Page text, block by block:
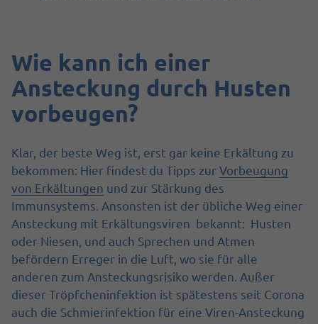
Wie kann ich einer
Ansteckung durch Husten
vorbeugen?
Klar, der beste Weg ist, erst gar keine Erkältung zu
bekommen: Hier findest du Tipps zur Vorbeugung
von Erkältungen und zur Stärkung des
Immunsystems. Ansonsten ist der übliche Weg einer
Ansteckung mit Erkältungsviren bekannt: Husten
oder Niesen, und auch Sprechen und Atmen
befördern Erreger in die Luft, wo sie für alle
anderen zum Ansteckungsrisiko werden. Außer
dieser Tröpfcheninfektion ist spätestens seit Corona
auch die Schmierinfektion für eine Viren-Ansteckung